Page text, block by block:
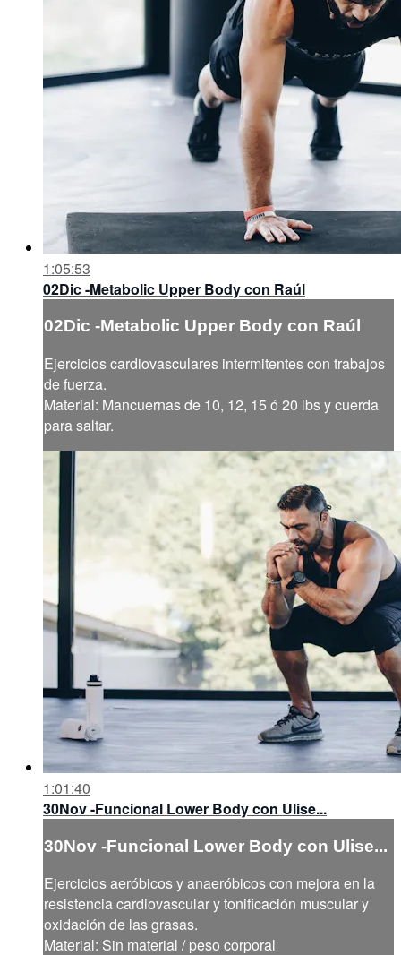
1:05:53
02Dic -Metabolic Upper Body con Raúl
02Dic -Metabolic Upper Body con Raúl
Ejercicios cardiovasculares intermitentes con trabajos
de fuerza.
Material: Mancuernas de 10, 12, 15 ó 20 lbs y cuerda
para saltar.
1:01:40
30Nov -Funcional Lower Body con Ulise...
30Nov -Funcional Lower Body con Ulise...
Ejercicios aeróbicos y anaeróbicos con mejora en la
resistencia cardiovascular y tonificación muscular y
oxidación de las grasas.
Material: Sin material / peso corporal